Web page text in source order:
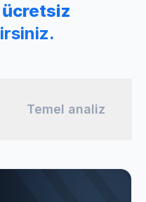
ücretsiz
Temel analiz